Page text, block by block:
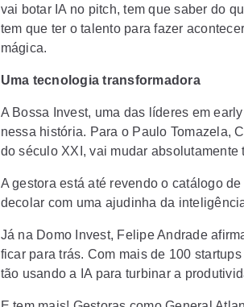
vai botar IA no pitch, tem que saber do
tem que ter o talento para fazer
mágica.
Uma tecnologia transformadora
A Bossa Invest, uma das líderes em
nessa história. Para o Paulo Tomazela,
do século XXI, vai mudar absolutamente
A gestora está até revendo o catálogo de
decolar com uma ajudinha da
Já na Domo Invest, Felipe Andrade
ficar para trás. Com mais de 100
tão usando a IA para turbinar a